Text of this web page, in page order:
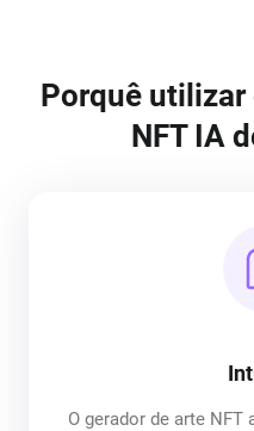
Porquê utilizar
NFT IA
O gerador de arte